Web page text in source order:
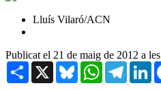
Lluís Vilaró/ACN
Publicat el 21 de maig de 2012 a
Share X BlueskyWhatsApp